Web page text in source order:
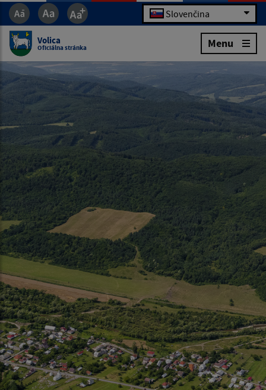
Slovenčina
Volica
Oficiálna stránka Menu